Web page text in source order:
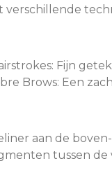
verschillende
Fijn
Brows: Een
aan de
tussen